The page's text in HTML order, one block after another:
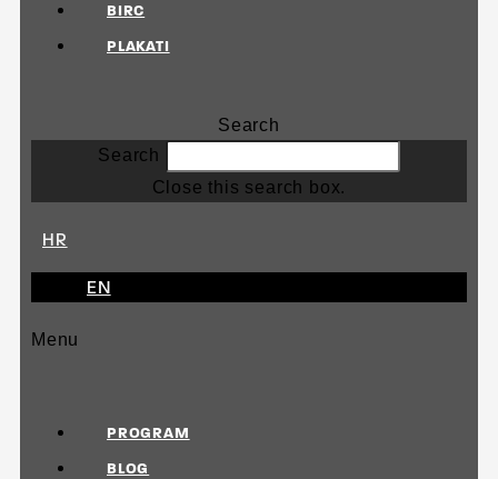
BIRC
PLAKATI
Search
Search
Close this search box.
HR
EN
Menu
PROGRAM
BLOG